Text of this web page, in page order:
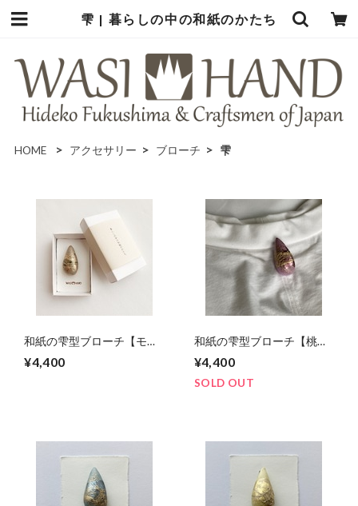
雫 | 暮らしの中の和紙のかたち
HOME アクセサリー ブローチ 雫
和紙の雫型ブローチ【モ
¥4,400
和紙の雫型ブローチ【桃
¥4,400
SOLD OUT